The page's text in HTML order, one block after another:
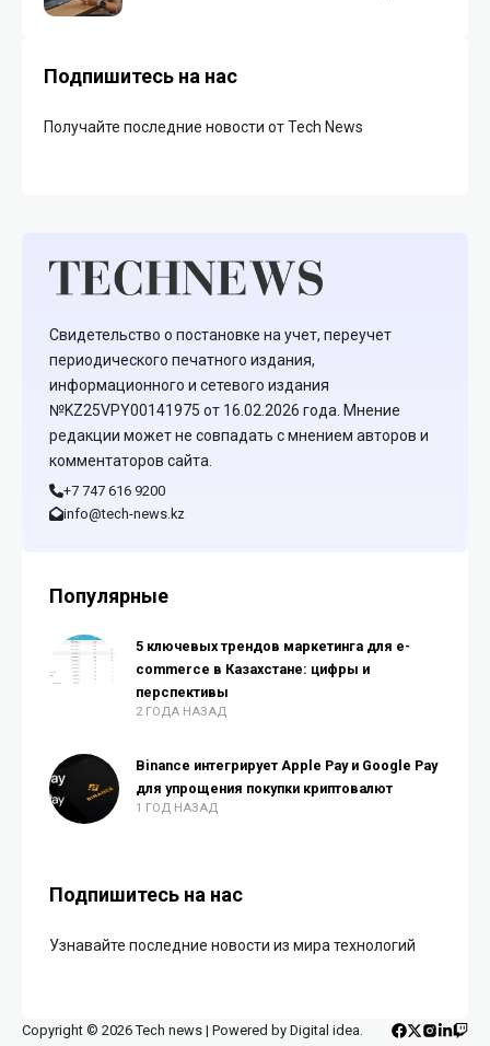
Подпишитесь на нас
Получайте последние новости от Tech News
Свидетельство о постановке на учет, переучет
периодического печатного издания,
информационного и сетевого издания
№KZ25VPY00141975 от 16.02.2026 года. Мнение
редакции может не совпадать с мнением авторов и
комментаторов сайта.
+7 747 616 9200
info@tech-news.kz
Популярные
5 ключевых трендов маркетинга для e-
commerce в Казахстане: цифры и
перспективы
2 ГОДА НАЗАД
Binance интегрирует Apple Pay и Google Pay
для упрощения покупки криптовалют
1 ГОД НАЗАД
Подпишитесь на нас
Узнавайте последние новости из мира технологий
Copyright © 2026 Tech news | Powered by Digital idea.